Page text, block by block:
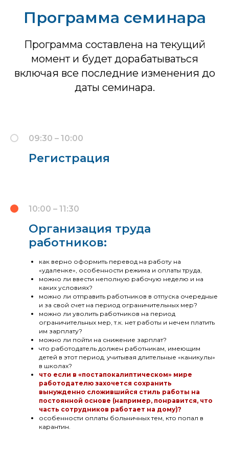
Программа семинара
Программа составлена на текущий
момент и будет дорабатываться
включая все последние изменения до
даты семинара.
09:30 – 10:00
Регистрация
10:00 – 11:30
Организация труда
работников:
как верно оформить перевод на работу на
«удаленке», особенности режима и оплаты труда,
можно ли ввести неполную рабочую неделю и на
каких условиях?
можно ли отправить работников в отпуска очередные
и за свой счет на период ограничительных мер?
можно ли уволить работников на период
ограничительных мер, т.к. нет работы и нечем платить
им зарплату?
можно ли пойти на снижение зарплат?
что работодатель должен работникам, имеющим
детей в этот период, учитывая длительные «каникулы»
в школах?
что если в «постапокалиптическом» мире
работодателю захочется сохранить
вынужденно сложившийся стиль работы на
постоянной основе (например, понравится, что
часть сотрудников работает на дому)?
особенности оплаты больничных тем, кто попал в
карантин.